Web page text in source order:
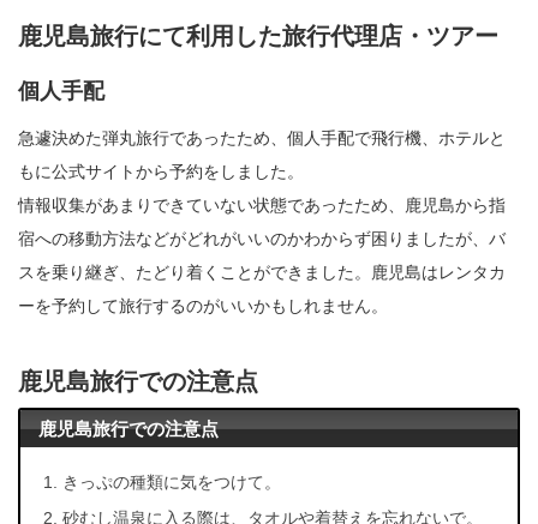
鹿児島旅行にて利用した旅行代理店・ツアー
個人手配
急遽決めた弾丸旅行であったため、個人手配で飛行機、ホテルと
もに公式サイトから予約をしました。
情報収集があまりできていない状態であったため、鹿児島から指
宿への移動方法などがどれがいいのかわからず困りましたが、バ
スを乗り継ぎ、たどり着くことができました。鹿児島はレンタカ
ーを予約して旅行するのがいいかもしれません。
鹿児島旅行での注意点
鹿児島旅行での注意点
きっぷの種類に気をつけて。
砂むし温泉に入る際は、タオルや着替えを忘れないで。